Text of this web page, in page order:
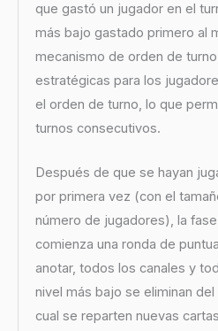
que gastó un jugador en el
más bajo gastado primero al
mecanismo de orden de
estratégicas para los
el orden de turno, lo que
turnos consecutivos.
Después de que se hayan
por primera vez (con el
número de jugadores), la
comienza una ronda de
anotar, todos los canales y
nivel más bajo se eliminan
cual se reparten nuevas